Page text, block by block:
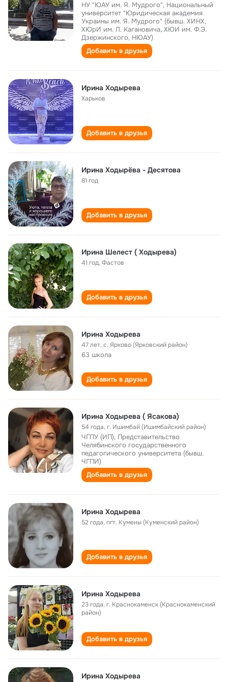
НУ "ЮАУ им. Я. Мудрого", Национальный
университет "Юридическая академия
Украины им. Я. Мудрого" (бывш. ХИНХ,
ХЮрИ им. Л. Кагановича, ХЮИ им. Ф.Э.
Дзержинского, НЮАУ)
Добавить в друзья
Ирина Ходырева
Харьков
Добавить в друзья
Ирина Ходырёва - Десятова
81 год
Добавить в друзья
Ирина Шелест ( Ходырева)
41 год,Фастов
Добавить в друзья
Ирина Ходырева
47 лет,с. Ярково (Ярковский район)
63 школа
Добавить в друзья
Ирина Ходырева ( Ясакова)
54 года,г. Ишимбай (Ишимбайский район)
ЧГПУ (ИП), Представительство
Челябинского государственного
педагогического университета (бывш.
ЧГПИ)
Добавить в друзья
Ирина Ходырева
52 года,пгт. Кумены (Куменский район)
Добавить в друзья
Ирина Ходырева
23 года,г. Краснокаменск (Краснокаменский
район)
Добавить в друзья
Ирина Ходырева